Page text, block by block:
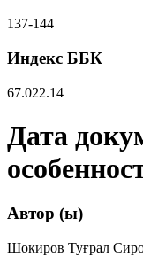
137-144
Индекс ББК
67.022.14
Дата
Автор (ы)
Шокиров Туғрал